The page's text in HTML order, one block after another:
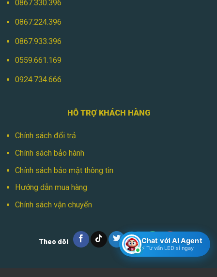
0867.330.396
0867.224.396
0867.933.396
0559.661.169
0924.734.666
HỖ TRỢ KHÁCH HÀNG
Chính sách đổi trả
Chính sách bảo hành
Chính sách bảo mật thông tin
Hướng dẫn mua hàng
Chính sách vận chuyển
Theo dõi Chat với AI Agent
⚡ Tư vấn LED sỉ ngay